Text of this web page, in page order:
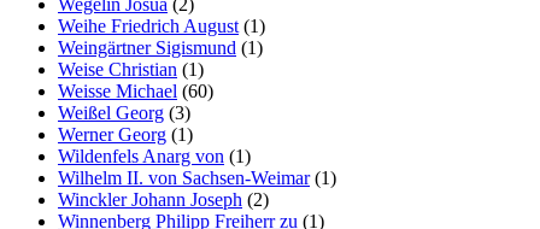
Weihe Friedrich August (1)
Weingärtner Sigismund (1)
Weise Christian (1)
Weisse Michael (60)
Weißel Georg (3)
Werner Georg (1)
Wildenfels Anarg von (1)
Wilhelm II. von Sachsen-Weimar(1)
Winckler Johann Joseph (2)
Winnenberg Philipp Freiherr zu (1)